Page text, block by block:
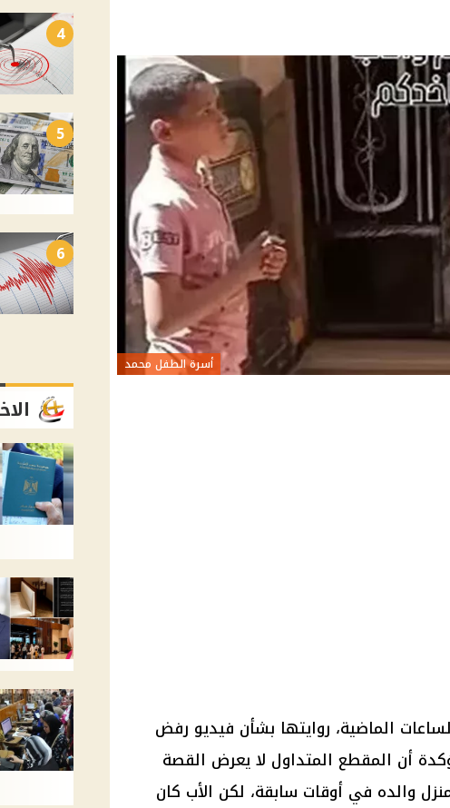
أسرة الطفل محمد
الماضية، روايتها بشأن فيديو رفض
أن المقطع المتداول لا يعرض القصة
والده في أوقات سابقة، لكن الأب كان
4
5
6